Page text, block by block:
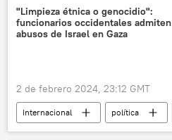
Petróleos Mexicanos (Pemex)
crimen organizado
"Limpieza étnica o genocidio":
funcionarios occidentales admiten
abusos de Israel en Gaza
2 de febrero 2024, 23:12 GMT
Internacional política
Franja de Gaza
Hamás